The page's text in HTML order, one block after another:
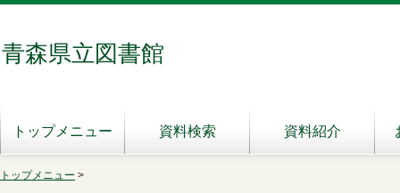
青森県立図書館
トップメニュー 資料検索 資料紹介
トップメニュー >